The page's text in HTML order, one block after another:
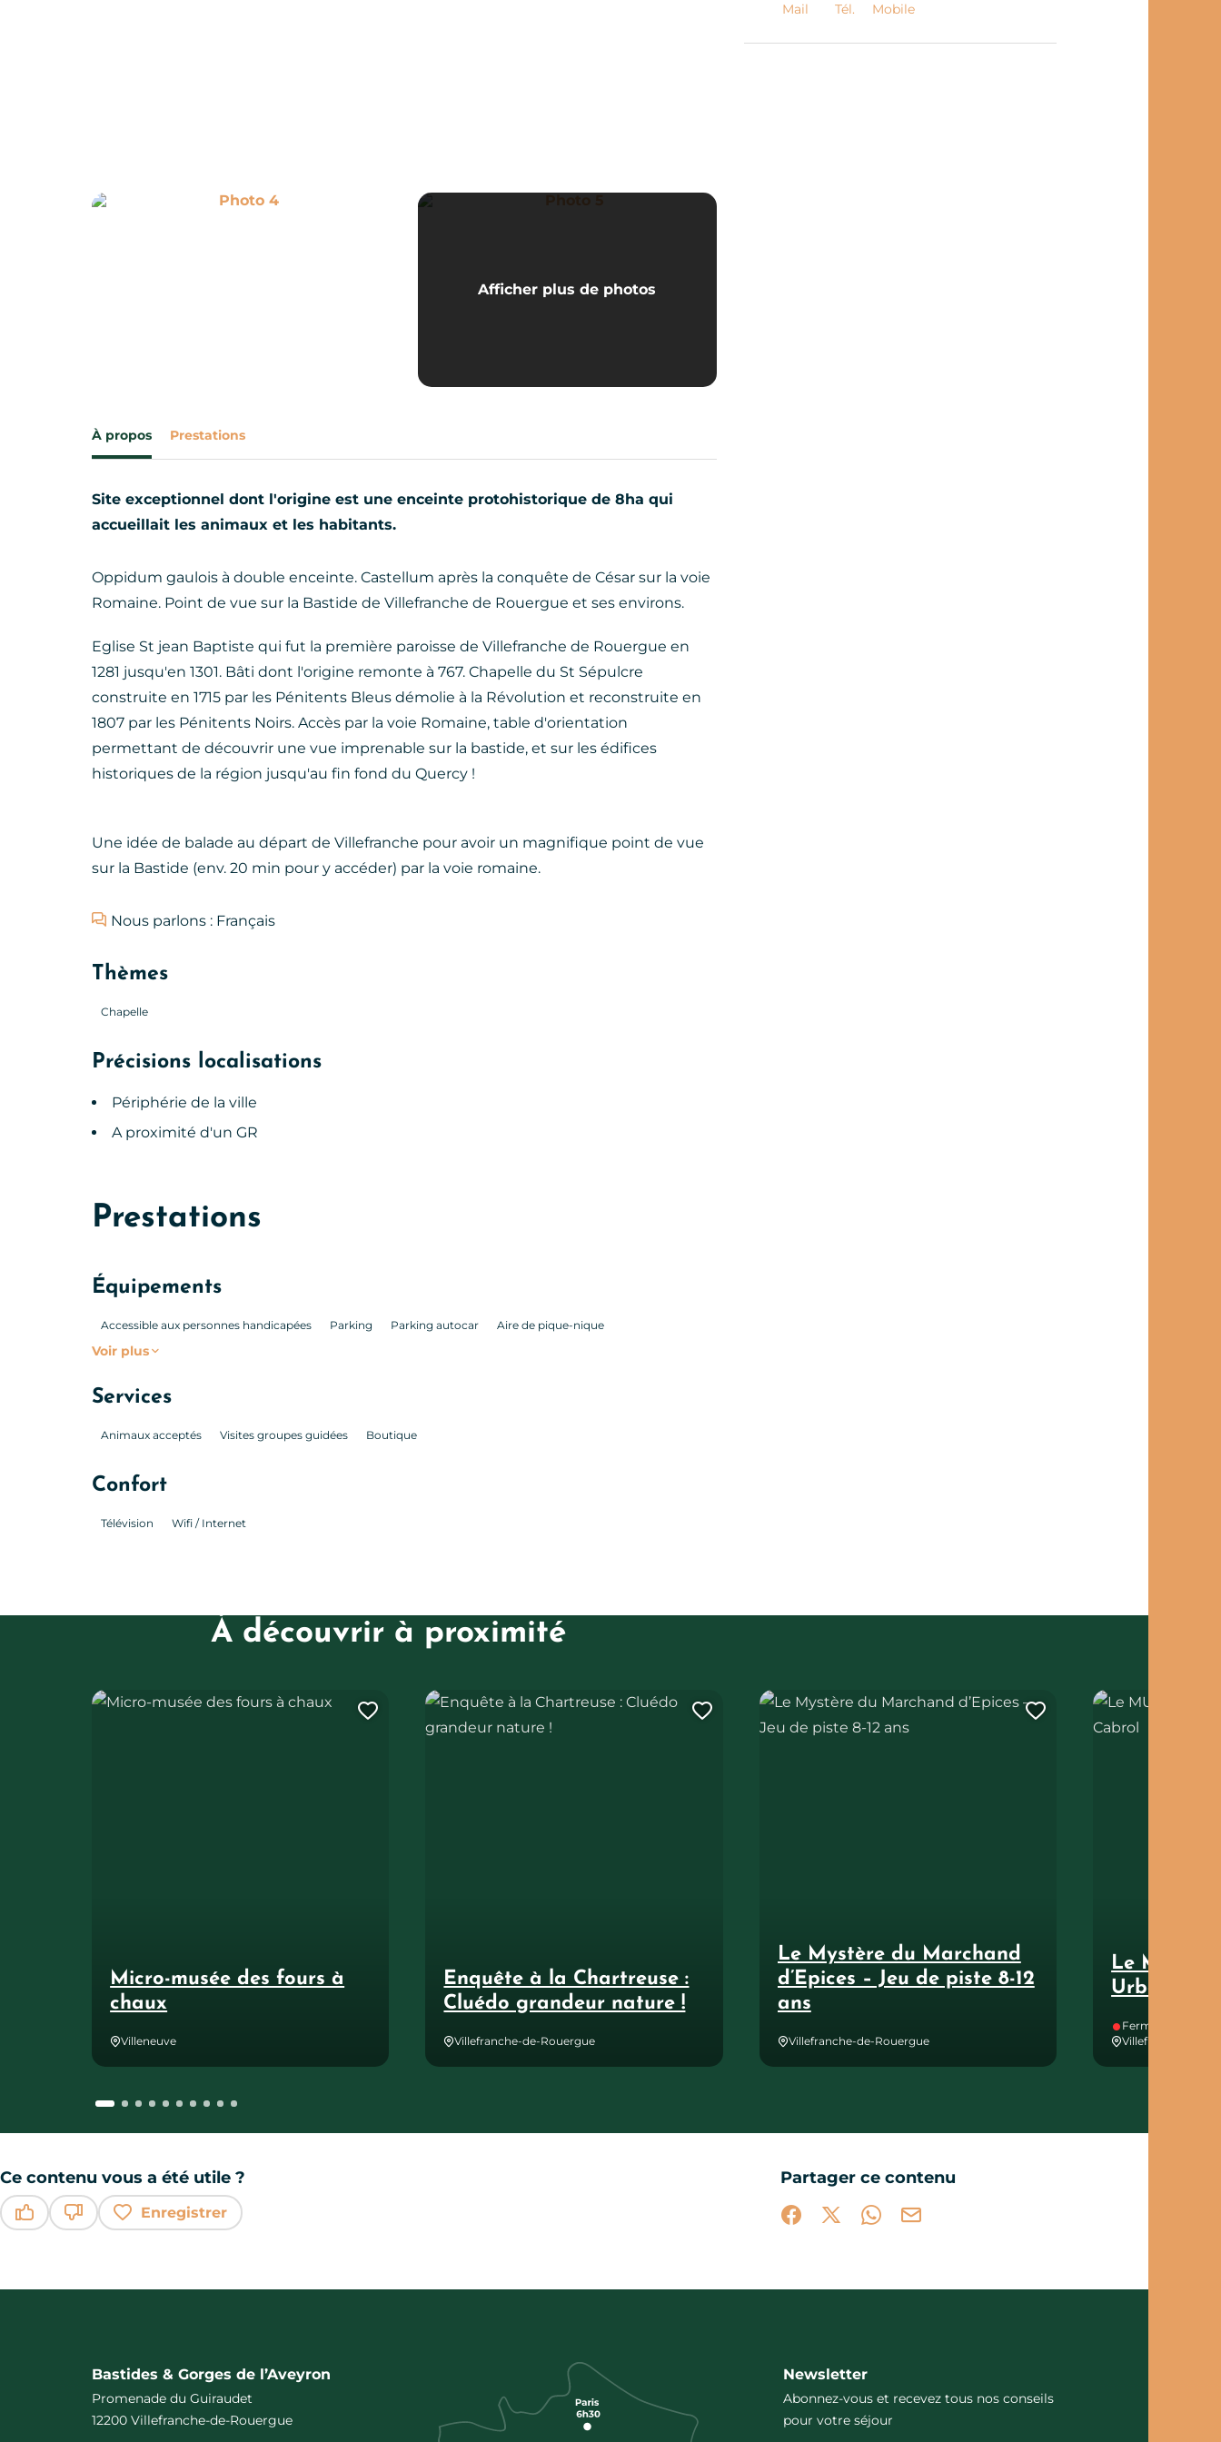
Photo 4
Afficher plus de photos
À propos Prestations
Site exceptionnel dont l'origine est une enceinte protohistorique de 8ha qui
accueillait les animaux et les habitants.
Oppidum gaulois à double enceinte. Castellum après la conquête de César sur la voie
Romaine. Point de vue sur la Bastide de Villefranche de Rouergue et ses environs.
Eglise St jean Baptiste qui fut la première paroisse de Villefranche de Rouergue en
1281 jusqu'en 1301. Bâti dont l'origine remonte à 767. Chapelle du St Sépulcre
construite en 1715 par les Pénitents Bleus démolie à la Révolution et reconstruite en
1807 par les Pénitents Noirs. Accès par la voie Romaine, table d'orientation
permettant de découvrir une vue imprenable sur la bastide, et sur les édifices
historiques de la région jusqu'au fin fond du Quercy !
Une idée de balade au départ de Villefranche pour avoir un magnifique point de vue
sur la Bastide (env. 20 min pour y accéder) par la voie romaine.
Nous parlons : Français
Thèmes
Chapelle
Précisions localisations
Périphérie de la ville
A proximité d'un GR
Prestations
Équipements
Accessible aux personnes handicapées Parking Parking autocar Aire de pique-nique
Voir plus
Services
Animaux acceptés Visites groupes guidées Boutique
Confort
Télévision Wifi / Internet
Mail Tél. Mobile
À découvrir à proximité
Micro-musée des fours à
chaux
Villeneuve
Micro-musée des fours à chaux
Ajouter cette page au carnet de voyage ?
Enquête à la Chartreuse :
Cluédo grandeur nature !
Villefranche-de-Rouergue
Enquête à la Chartreuse : Cluédo grandeur nature !
Ajouter cette page au carnet de voyage ?
Le Mystère du Marchand
d’Epices – Jeu de piste 8-12
ans
Villefranche-de-Rouergue
Le Mystère du Marchand d’Epices – Jeu de piste 8-12 ans
Ajouter cette
Le MUC :
Urbain
Fermé. Ouvre
Villefranche-de-
Le MUC : Musée
Ce contenu vous a été utile ?
Enregistrer
Partager ce contenu
Partager sur Facebook (nouvelle fenêtre)
Partager sur X / Twitter (nouvelle fenêtre)
Partager sur WhatsApp
Partager par mail
Bastides & Gorges de l’Aveyron
Promenade du Guiraudet
12200 Villefranche-de-Rouergue
Newsletter
Abonnez-vous et recevez tous nos conseils
pour votre séjour